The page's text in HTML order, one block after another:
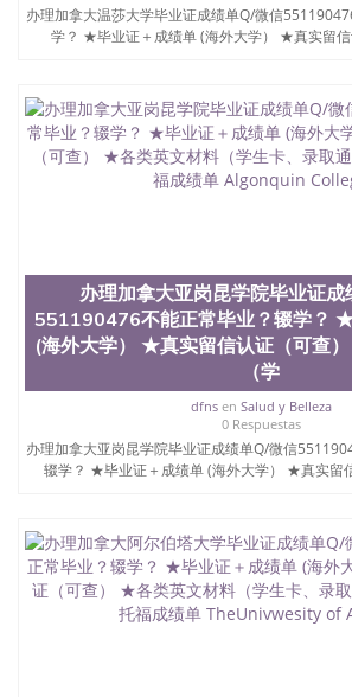
办理加拿大温莎大学毕业证成绩单Q/微信
学？ ★毕业证＋成绩单 (海外大学） ★真实留
办理加拿大亚岗昆学院毕业证
551190476不能正常毕业？辍学？
(海外大学） ★真实留信认证（可查
（学
dfnsen Salud y Belleza
0 Respuestas
办理加拿大亚岗昆学院毕业证成绩单Q/微信
辍学？ ★毕业证＋成绩单 (海外大学） ★真实留